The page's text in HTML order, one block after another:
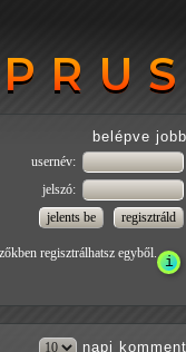
belépve jobb
usernév:
jelszó:
regisztrálhatsz egyből.
napi komment